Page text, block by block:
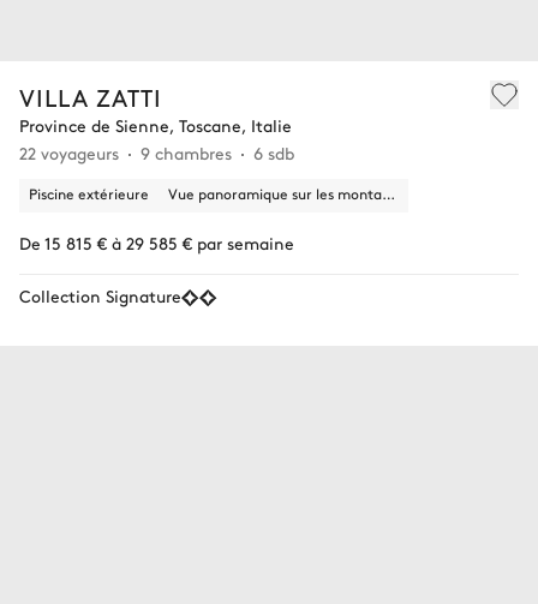
VILLA ZATTI
Province de Sienne, Toscane, Italie
22 voyageurs
9 chambres 6 sdb
Piscine extérieure Vue panoramique sur les montagnes
De 15 815 € à 29 585 € par semaine
Collection Signature